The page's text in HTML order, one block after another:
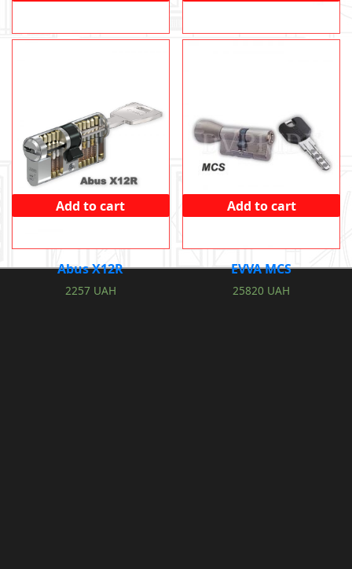
Abus X12R
2257 UAH
Add to cart
EVVA MCS
25820 UAH
Add to cart